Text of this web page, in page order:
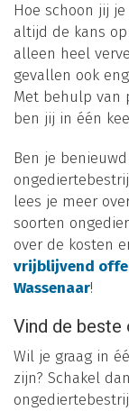
Hoe schoon jij
altijd de kans
alleen heel
gevallen ook
Met behulp van
ben jij in één
Ben je
lees je meer
soorten
over de kosten
vrijblijvend
Wassenaar!
Vind de
Wil je graag in
zijn? Schakel